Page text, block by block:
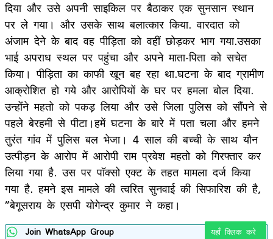
दिया और उसे अपनी साइकिल पर बैठाकर एक सुनसान स्थान
पर ले गया। और उसके साथ बलात्कार किया. वारदात को
अंजाम देने के बाद वह पीड़िता को वहीं छोड़कर भाग गया.उसका
भाई अपराध स्थल पर पहुंचा और अपने माता-पिता को सचेत
किया। पीड़िता का काफी खून बह रहा था.घटना के बाद ग्रामीण
आक्रोशित हो गये और आरोपियों के घर पर हमला बोल दिया.
उन्होंने महतो को पकड़ लिया और उसे जिला पुलिस को सौंपने से
पहले बेरहमी से पीटा।हमें घटना के बारे में पता चला और हमने
तुरंत गांव में पुलिस बल भेजा। 4 साल की बच्ची के साथ यौन
उत्पीड़न के आरोप में आरोपी राम प्रवेश महतो को गिरफ्तार कर
लिया गया है. उस पर पॉक्सो एक्ट के तहत मामला दर्ज किया
गया है. हमने इस मामले की त्वरित सुनवाई की सिफारिश की है,
”बेगूसराय के एसपी योगेन्द्र कुमार ने कहा।
Join WhatsApp Group यहाँ क्लिक करे